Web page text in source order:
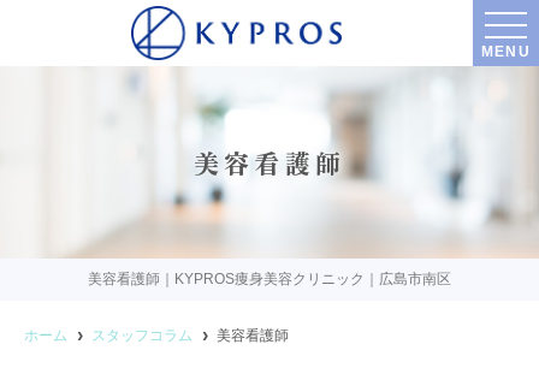
MENU
美容看護師
美容看護師｜KYPROS痩身美容クリニック｜広島市南区
ホーム スタッフコラム 美容看護師